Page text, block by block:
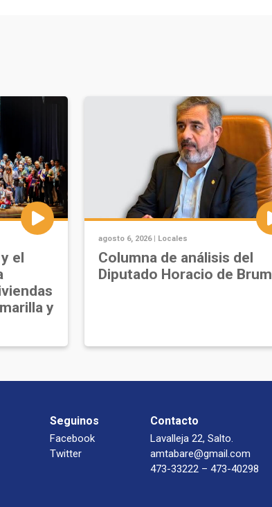
el
y
agosto 6, 2026 | Locales
Columna de análisis del
Diputado Horacio de Brum
Seguinos
Facebook
Twitter
Contacto
Lavalleja 22, Salto.
amtabare@gmail.com
473-33222 – 473-40298